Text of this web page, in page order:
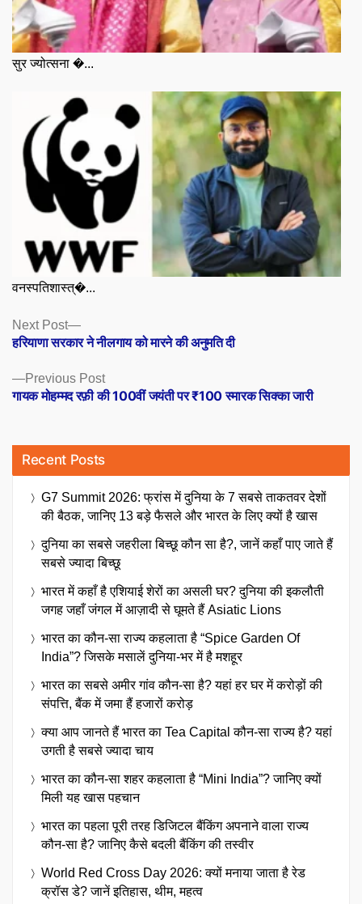
सुर ज्योत्सना �...
वनस्पतिशास्त्�...
Posts
navigation
Previous PostPrevious
post:
गायक मोहम्मद रफ़ी की 100वीं जयंती पर ₹100 स्मारक सिक्का जारी
Next Post
Next
post:
हरियाणा सरकार ने नीलगाय को मारने की अनुमति दी
Recent Posts
G7 Summit 2026: फ्रांस में दुनिया के 7 सबसे ताकतवर देशों
की बैठक, जानिए 13 बड़े फैसले और भारत के लिए क्यों है खास
दुनिया का सबसे जहरीला बिच्छू कौन सा है?, जानें कहाँ पाए जाते हैं
सबसे ज्यादा बिच्छू
भारत में कहाँ है एशियाई शेरों का असली घर? दुनिया की इकलौती
जगह जहाँ जंगल में आज़ादी से घूमते हैं Asiatic Lions
भारत का कौन-सा राज्य कहलाता है “Spice Garden Of
India”? जिसके मसालें दुनिया-भर में है मशहूर
भारत का सबसे अमीर गांव कौन-सा है? यहां हर घर में करोड़ों की
संपत्ति, बैंक में जमा हैं हजारों करोड़
क्या आप जानते हैं भारत का Tea Capital कौन-सा राज्य है? यहां
उगती है सबसे ज्यादा चाय
भारत का कौन-सा शहर कहलाता है “Mini India”? जानिए क्यों
मिली यह खास पहचान
भारत का पहला पूरी तरह डिजिटल बैंकिंग अपनाने वाला राज्य
कौन-सा है? जानिए कैसे बदली बैंकिंग की तस्वीर
World Red Cross Day 2026: क्यों मनाया जाता है रेड
क्रॉस डे? जानें इतिहास, थीम, महत्व